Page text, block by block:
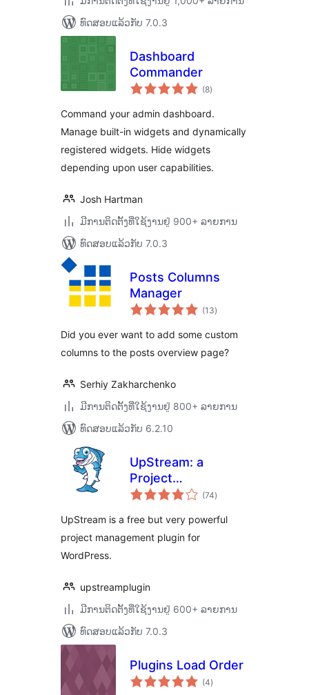
ທົດສອບແລ້ວກັບ 7.0.3
Dashboard
Commander
(8ຄະແນນ
ທັງໝົດ
)
Command your admin dashboard.
Manage built-in widgets and dynamically
registered widgets. Hide widgets
depending upon user capabilities.
Josh Hartman
ມີການຕິດຕັ້ງທີ່ໃຊ້ງານຢູ່ 900+ ລາຍການ
ທົດສອບແລ້ວກັບ 7.0.3
Posts Columns
Manager
(13ຄະແນນ
ທັງໝົດ
)
Did you ever want to add some custom
columns to the posts overview page?
Serhiy Zakharchenko
ມີການຕິດຕັ້ງທີ່ໃຊ້ງານຢູ່ 800+ ລາຍການ
ທົດສອບແລ້ວກັບ 6.2.10
UpStream: a
Project
Management Plugin
(74ຄະແນນ
ທັງໝົດ
)
UpStream is a free but very powerful
project management plugin for
WordPress.
upstreamplugin
ມີການຕິດຕັ້ງທີ່ໃຊ້ງານຢູ່ 600+ ລາຍການ
ທົດສອບແລ້ວກັບ 7.0.3
Plugins Load Order
(4ຄະແນນ
ທັງໝົດ
)